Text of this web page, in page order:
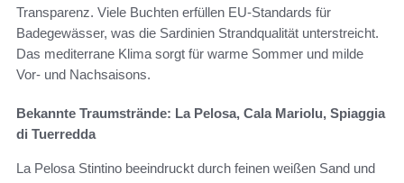
Transparenz. Viele Buchten erfüllen EU-Standards für
Badegewässer, was die Sardinien Strandqualität unterstreicht.
Das mediterrane Klima sorgt für warme Sommer und milde
Vor- und Nachsaisons.
Bekannte Traumstrände: La Pelosa, Cala Mariolu, Spiaggia
di Tuerredda
La Pelosa Stintino beeindruckt durch feinen weißen Sand und